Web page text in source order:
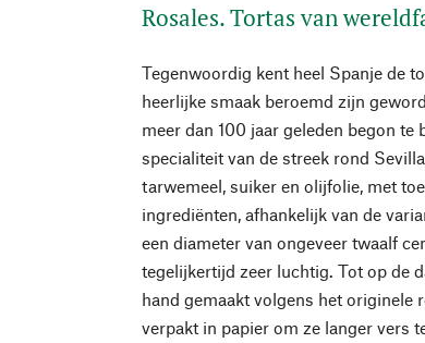
Rosales. Tortas van
Tegenwoordig kent heel Spanje de
heerlijke smaak beroemd zijn
meer dan 100 jaar geleden begon te
specialiteit van de streek rond
tarwemeel, suiker en olijfolie, met
ingrediënten, afhankelijk van de
een diameter van ongeveer twaalf
tegelijkertijd zeer luchtig. Tot op de
hand gemaakt volgens het originele
verpakt in papier om ze langer vers